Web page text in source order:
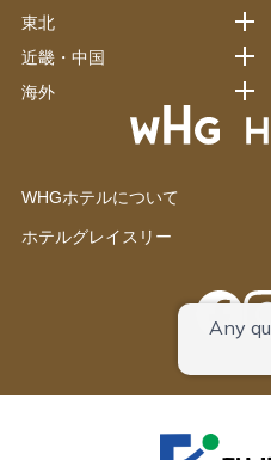
WHGホテルについて
ホテルグレイスリー
東北
近畿・中国
海外